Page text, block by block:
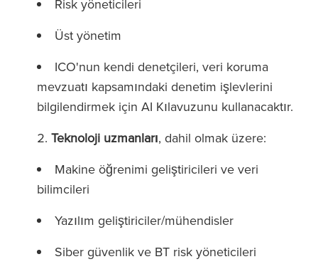
Risk yöneticileri
Üst yönetim
ICO'nun kendi denetçileri, veri koruma
mevzuatı kapsamındaki denetim işlevlerini
bilgilendirmek için AI Kılavuzunu kullanacaktır.
Teknoloji uzmanları, dahil olmak üzere:
Makine öğrenimi geliştiricileri ve veri
bilimcileri
Yazılım geliştiriciler/mühendisler
Siber güvenlik ve BT risk yöneticileri